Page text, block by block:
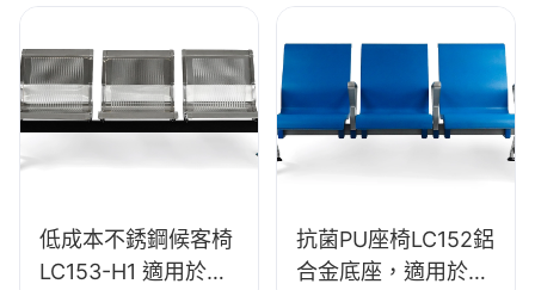
低成本不銹鋼候客椅
LC153-H1 適用於各
抗菌PU座椅LC152鋁
合金底座，適用於候